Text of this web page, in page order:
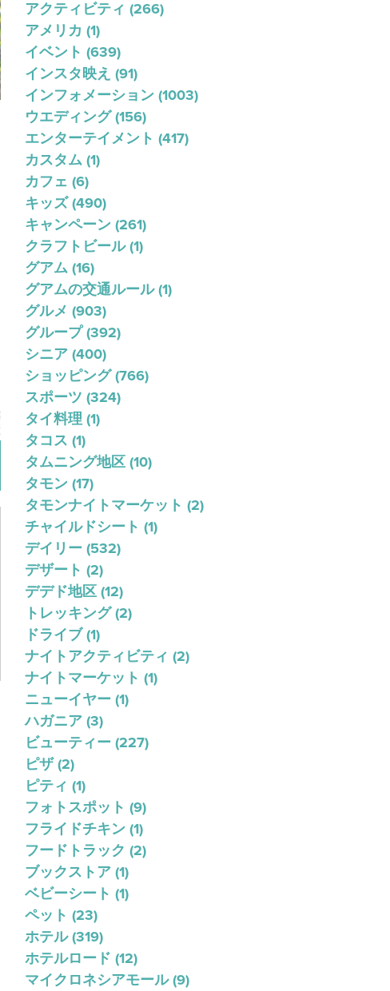
アクティビティ(266)
アメリカ(1)
イベント(639)
インスタ映え(91)
インフォメーション(1003)
ウエディング(156)
エンターテイメント(417)
カスタム(1)
カフェ(6)
キッズ(490)
キャンペーン(261)
クラフトビール(1)
グアム(16)
グアムの交通ルール(1)
グルメ(903)
グループ(392)
シニア(400)
ショッピング(766)
スポーツ(324)
タイ料理(1)
タコス(1)
タムニング地区(10)
タモン(17)
タモンナイトマーケット(2)
チャイルドシート(1)
デイリー(532)
デザート(2)
デデド地区(12)
トレッキング(2)
ドライブ(1)
ナイトアクティビティ(2)
ナイトマーケット(1)
ニューイヤー(1)
ハガニア(3)
ビューティー(227)
ピザ(2)
ピティ(1)
フォトスポット(9)
フライドチキン(1)
フードトラック(2)
ブックストア(1)
ベビーシート(1)
ペット(23)
ホテル(319)
ホテルロード(12)
マイクロネシアモール(9)